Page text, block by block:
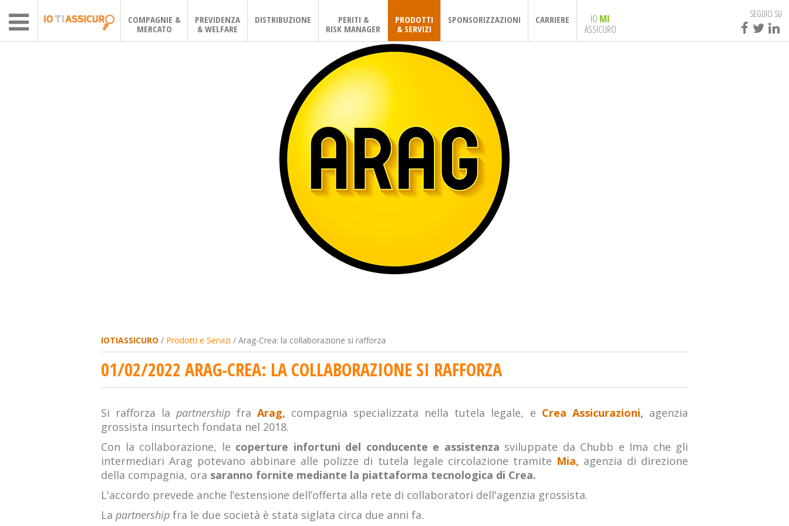
COMPAGNIE &
MERCATO
PREVIDENZA
& WELFARE
DISTRIBUZIONE
PERITI &
RISK MANAGER
PRODOTTI
& SERVIZI
SPONSORIZZAZIONI CARRIERE IO MI
ASSICURO
SEGUICI SU
IOTIASSICURO / Prodotti e Servizi / Arag-Crea: la collaborazione si rafforza
01/02/2022 ARAG-CREA: LA COLLABORAZIONE SI RAFFORZA
Si rafforza lapartnership fra Arag, compagnia specializzata nella tutela legale, e Crea Assicurazioni, agenzia
grossista insurtech fondata nel 2018.
Con la collaborazione, le coperture infortuni del conducente e assistenza sviluppate da Chubb e Ima che gli
intermediari Arag potevano abbinare alle polizze di tutela legale circolazione tramite Mia, agenzia di direzione
della compagnia, ora saranno fornite mediante la piattaforma tecnologica di Crea.
L'accordo prevede anche l’estensione dell’offerta alla rete di collaboratori dell'agenzia grossista.
La partnership fra le due società è stata siglata circa due anni fa.